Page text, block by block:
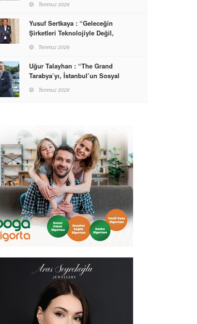
Temmuz 2026
Yusuf Sertkaya : “Geleceğin
Şirketleri Teknolojiyle Değil,
Temmuz 2026
Uğur Talayhan : “The Grand
Tarabya’yı, İstanbul’un Sosyal
Destinasyon Haline Getirmeyi
Temmuz 2026